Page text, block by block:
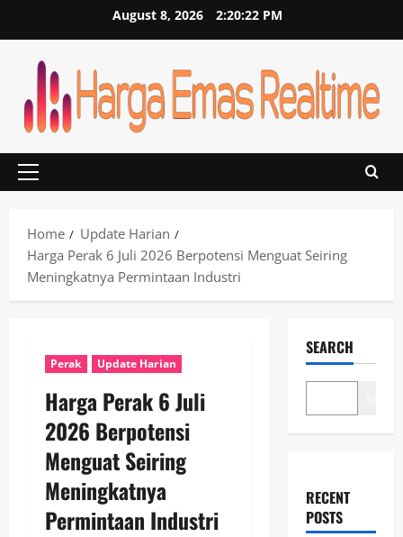
August 8, 2026 2:20:23 PM
Primary
Home
Update Harian
Harga Perak 6 Juli 2026 Berpotensi Menguat Seiring
Meningkatnya Permintaan Industri
Perak Update Harian
Harga Perak 6 Juli
2026 Berpotensi
Menguat Seiring
Meningkatnya
Permintaan Industri
SEARCH
RECENT
POSTS